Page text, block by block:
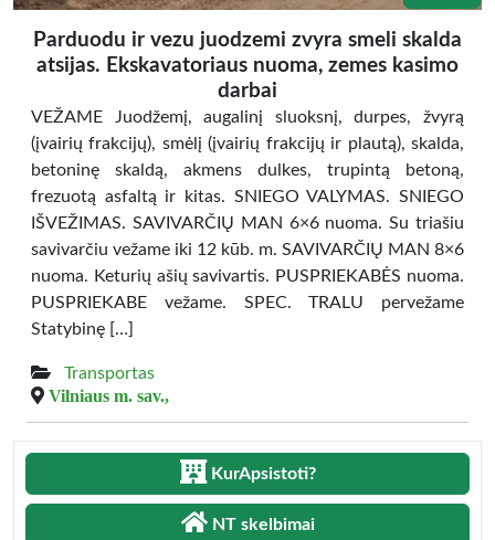
Parduodu ir vezu juodzemi zvyra smeli skalda
atsijas. Ekskavatoriaus nuoma, zemes kasimo
darbai
VEŽAME Juodžemį, augalinį sluoksnį, durpes, žvyrą
(įvairių frakcijų), smėlį (įvairių frakcijų ir plautą), skalda,
betoninę skaldą, akmens dulkes, trupintą betoną,
frezuotą asfaltą ir kitas. SNIEGO VALYMAS. SNIEGO
IŠVEŽIMAS. SAVIVARČIŲ MAN 6×6 nuoma. Su triašiu
savivarčiu vežame iki 12 kūb. m. SAVIVARČIŲ MAN 8×6
nuoma. Keturių ašių savivartis. PUSPRIEKABĖS nuoma.
PUSPRIEKABE vežame. SPEC. TRALU pervežame
Statybinę […]
Transportas
Vilniaus m. sav.,
KurApsistoti?
NT skelbimai